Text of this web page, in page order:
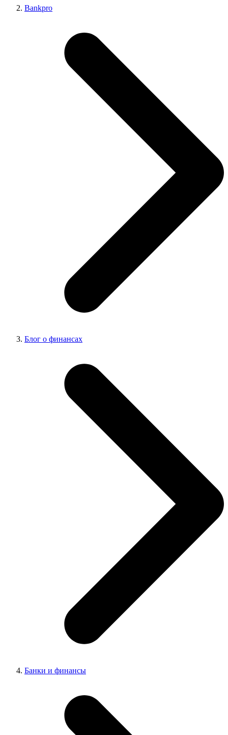
Bankpro
Блог о финансах
Банки и финансы